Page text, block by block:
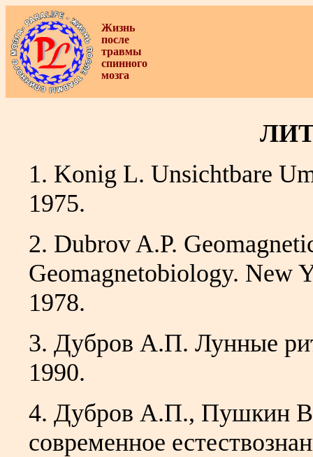
Жизнь
после
травмы
спинного
мозга
1. Konig L. Unsichtbare
1975.
2. Dubrov A.P.
Geomagnetobiology. New
1978.
3. Дубров А.П. Лунные
1990.
4. Дубров А.П., Пушкин
современное